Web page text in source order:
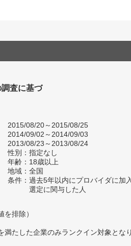
査に基づ
2015/08/20～2015/08/25
2014/09/02～2014/09/03
2013/08/23～2013/08/24
性別：指定なし
年齢：18歳以上
地域：全国
条件：過去5年以内にプロバイダに加
選定に関与した人
排除）
たした企業のみランクイン対象とな